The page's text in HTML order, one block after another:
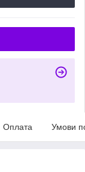
Оплата Умови